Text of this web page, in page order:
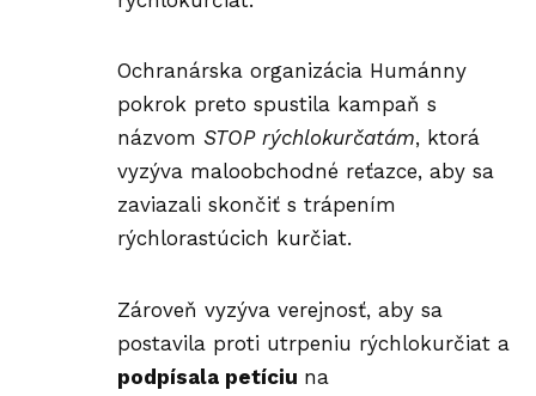
Ochranárska organizácia Humánny
pokrok preto spustila kampaň s
názvom STOP rýchlokurčatám, ktorá
vyzýva maloobchodné reťazce, aby sa
zaviazali skončiť s trápením
rýchlorastúcich kurčiat.
Zároveň vyzýva verejnosť, aby sa
postavila proti utrpeniu rýchlokurčiat a
podpísala petíciu na